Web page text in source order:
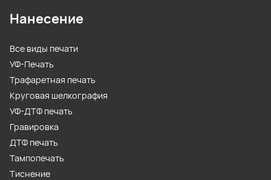
Нанесение
Все виды печати
УФ-Печать
Трафаретная печать
Круговая шелкография
УФ-ДТФ печать
Гравировка
ДТФ печать
Тампопечать
Тиснение